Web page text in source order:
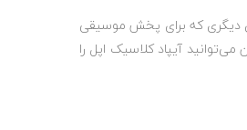
دیگری که برای پخش موسیقی
آیپاد کلاسیک اپل را